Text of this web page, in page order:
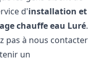
d'installation et
chauffe eau Luré.
pas à nous contacter
un